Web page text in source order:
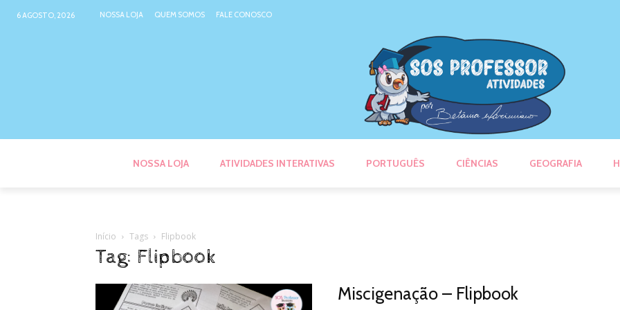
6 AGOSTO, 2026 NOSSA LOJA QUEM SOMOS FALE CONOSCO
NOSSA LOJA ATIVIDADES INTERATIVAS PORTUGUÊS CIÊNCIAS GEOGRAFIA
Início Tags Flipbook
Tag: Flipbook
Miscigenação – Flipbook